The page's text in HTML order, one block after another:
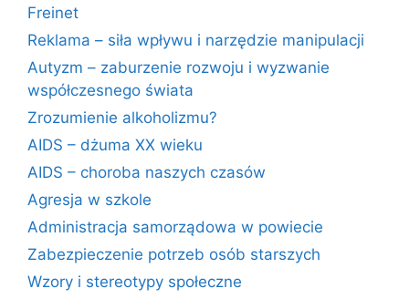
Freinet
Reklama – siła wpływu i narzędzie manipulacji
Autyzm – zaburzenie rozwoju i wyzwanie
współczesnego świata
Zrozumienie alkoholizmu?
AIDS – dżuma XX wieku
AIDS – choroba naszych czasów
Agresja w szkole
Administracja samorządowa w powiecie
Zabezpieczenie potrzeb osób starszych
Wzory i stereotypy społeczne